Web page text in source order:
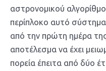
αστρονομικού
περίπλοκο αυτό
από την πρώτη ημέρα
αποτέλεσμα να έχει
πορεία έπειτα από δύο